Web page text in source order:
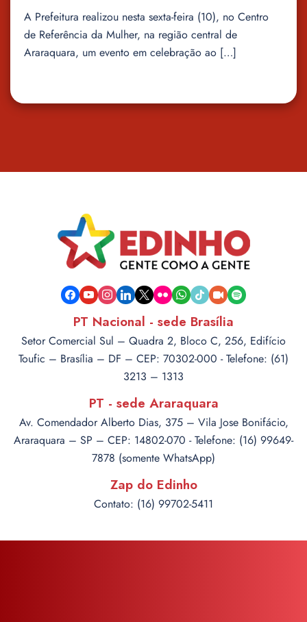
A Prefeitura realizou nesta sexta-feira (10), no Centro
de Referência da Mulher, na região central de
Araraquara, um evento em celebração ao […]
facebook
youtubeinstagram
linkedin
x flickrwhatsapp
tiktokvideo-spotify
PT Nacional - sede Brasília
Setor Comercial Sul – Quadra 2, Bloco C, 256, Edifício
Toufic – Brasília – DF – CEP: 70302-000 - Telefone: (61)
3213 – 1313
PT - sede Araraquara
Av. Comendador Alberto Dias, 375 – Vila Jose Bonifácio,
Araraquara – SP – CEP: 14802-070 - Telefone: (16) 99649-
7878 (somente WhatsApp)
Zap do Edinho
Contato: (16) 99702-5411